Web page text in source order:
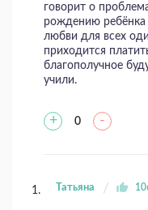
говорит о
рождению
любви для всех
приходится
благополучное
учили.
+ 0 -
Татьяна